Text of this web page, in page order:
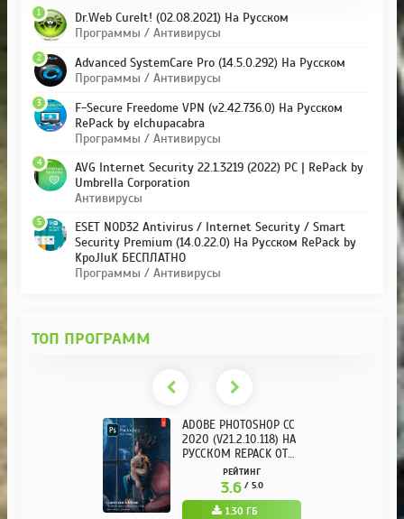
Dr.Web CureIt! (02.08.2021) На Русском
Программы / Антивирусы
1
Advanced SystemCare Pro (14.5.0.292) На Русском
Программы / Антивирусы
2
F-Secure Freedome VPN (v2.42.736.0) На Русском
RePack by elchupacabra
Программы / Антивирусы
3
AVG Internet Security 22.1.3219 (2022) PC | RePack by
Umbrella Corporation
Антивирусы
4
ESET NOD32 Antivirus / Internet Security / Smart
Security Premium (14.0.22.0) На Русском RePack by
KpoJIuK БЕСПЛАТНО
Программы / Антивирусы
5
ТОП ПРОГРАММ
ADOBE PHOTOSHOP CC
2020 (V21.2.10.118) НА
РУССКОМ REPACK ОТ
KPOJIUKРЕЙТИНГ
3.6/ 5.0
1.30 ГБ